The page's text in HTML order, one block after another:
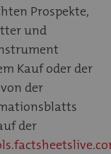
Prospekte,
und
Kauf oder der
der
der